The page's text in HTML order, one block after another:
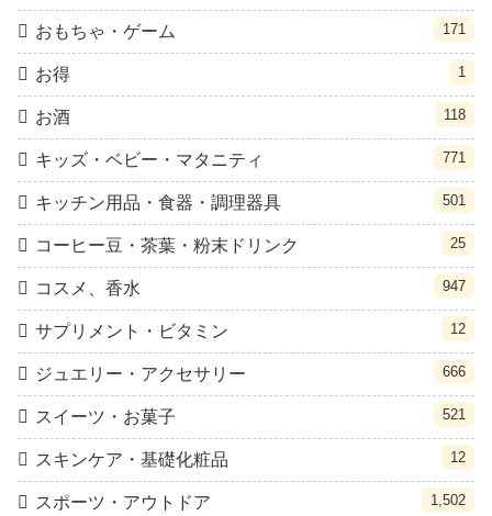
おもちゃ・ゲーム 171
お得 1
お酒 118
キッズ・ベビー・マタニティ 771
キッチン用品・食器・調理器具 501
コーヒー豆・茶葉・粉末ドリンク 25
コスメ、香水 947
サプリメント・ビタミン 12
ジュエリー・アクセサリー 666
スイーツ・お菓子 521
スキンケア・基礎化粧品 12
スポーツ・アウトドア 1,502